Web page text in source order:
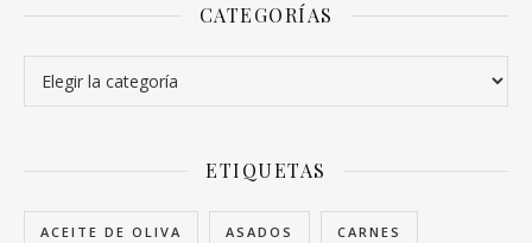
CATEGORÍAS
Categorías
ETIQUETAS
ACEITE DE OLIVA ASADOS CARNES